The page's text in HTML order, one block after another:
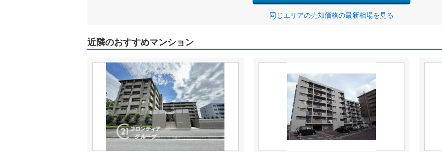
同じエリアの売却価格の最新相場を見る
近隣のおすすめマンション